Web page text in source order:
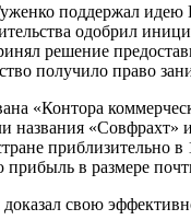
поддержал идею
одобрил
решение
получило право
«Контора
прибыль в размере
свою